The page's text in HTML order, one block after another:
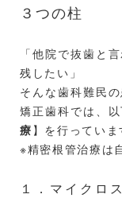
３つの柱
「他院で抜歯と
残したい」
そんな歯科難民
矯正歯科では、
療 】を行っていま
※精密根管治療は
１．マイクロ